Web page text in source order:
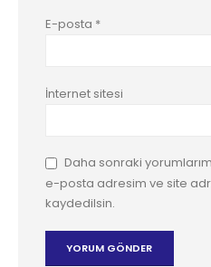
E-posta *
İnternet sitesi
Daha sonraki
e-posta adresim ve site
kaydedilsin.